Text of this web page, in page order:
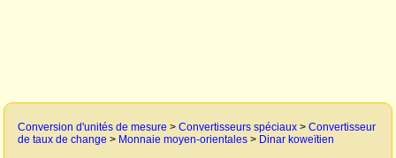
Conversion d'unités de mesure > Convertisseurs spéciaux > Convertisseur
de taux de change > Monnaie moyen-orientales > Dinar koweïtien